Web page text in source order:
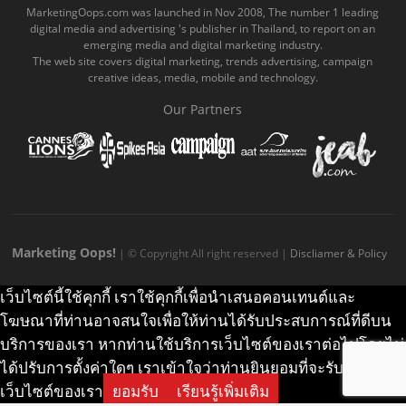
o
o
k
c
o
b
e
.
o
m
e
g
r
a
.
k
.
c
m
MarketingOops.com was launched in Nov 2008, The number 1 leading
digital media and advertising 's publisher in Thailand, to report on an
emerging media and digital marketing industry.
The web site covers digital marketing, trends advertising, campaign
creative ideas, media, mobile and technology.
Our Partners
Marketing Oops! | © Copyright All right reserved | Discliamer & Policy
เว็บไซต์นี้ใช้คุกกี้ เราใช้คุกกี้เพื่อนำเสนอคอนเทนต์และ
โฆษณาที่ท่านอาจสนใจเพื่อให้ท่านได้รับประสบการณ์ที่ดีบน
บริการของเรา หากท่านใช้บริการเว็บไซต์ของเราต่อไปโดยไม่
ได้ปรับการตั้งค่าใดๆ เราเข้าใจว่าท่านยินยอมที่จะรับคุกกี้บน
เว็บไซต์ของเรา ยอมรับ เรียนรู้เพิ่มเติม